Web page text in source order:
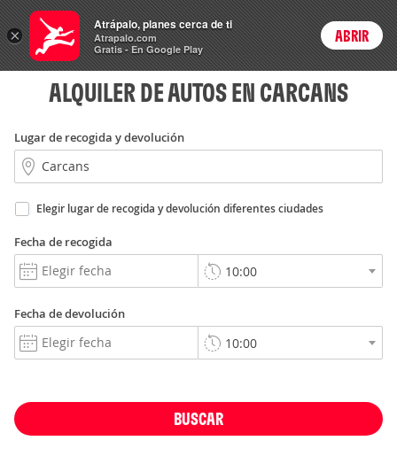
Autos Precios enPeso
ARSCambiar moneda
Login
ALQUILER DE AUTOS EN CARCANS
Lugar de recogida y devolución
Elegir lugar de recogida y devolución diferentes ciudades
Fecha de recogida
Fecha de devolución
BUSCAR
×
Atrápalo, planes cerca de ti
Atrapalo.com
Gratis - En Google Play
ABRIR